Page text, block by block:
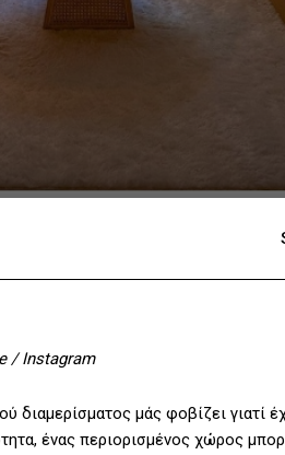
/ Instagram
διαμερίσματος μάς φοβίζει γιατί
ένας περιορισμένος χώρος